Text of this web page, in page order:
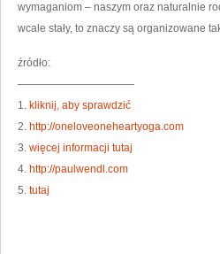
wymaganiom – naszym oraz naturalnie
wcale stały, to znaczy są organizowane
źródło:
———————————
1. kliknij, aby sprawdzić
2. http://oneloveoneheartyoga.com
3. więcej informacji tutaj
4. http://paulwendl.com
5. tutaj